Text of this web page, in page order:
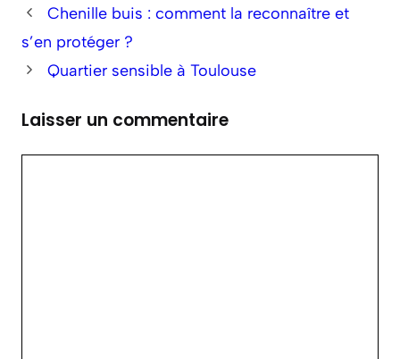
Chenille buis : comment la reconnaître et
s’en protéger ?
Quartier sensible à Toulouse
Laisser un commentaire